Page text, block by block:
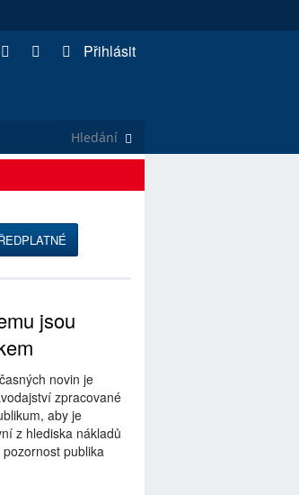
Přihlásit
jsou
novin je
zpracované
aby je
z hlediska nákladů
publika